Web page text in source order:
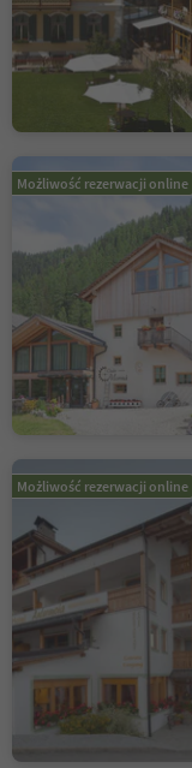
Możliwość rezerwacji online
Możliwość rezerwacji online